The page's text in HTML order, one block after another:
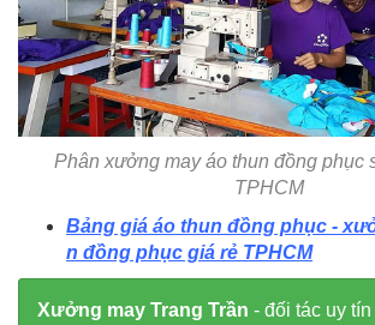
Phân xưởng may áo thun đồng phục
TPHCM
Bảng giá áo thun đồng phục -
n đồng phục giá rẻ TPHCM
Xưởng may Trang Trần - đối tác uy